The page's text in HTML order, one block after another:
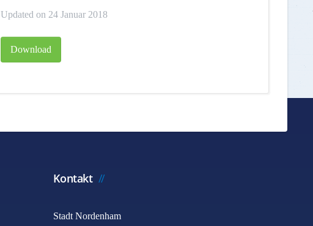
Updated on 24 Januar 2018
Download
Kontakt
Stadt Nordenham